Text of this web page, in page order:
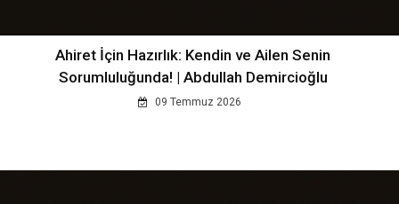
Ahiret İçin Hazırlık: Kendin ve Ailen Senin
Sorumluluğunda! | Abdullah Demircioğlu
09 Temmuz 2026